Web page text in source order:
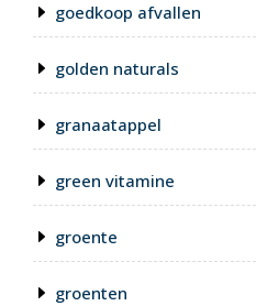
goedkoop afvallen
golden naturals
granaatappel
green vitamine
groente
groenten